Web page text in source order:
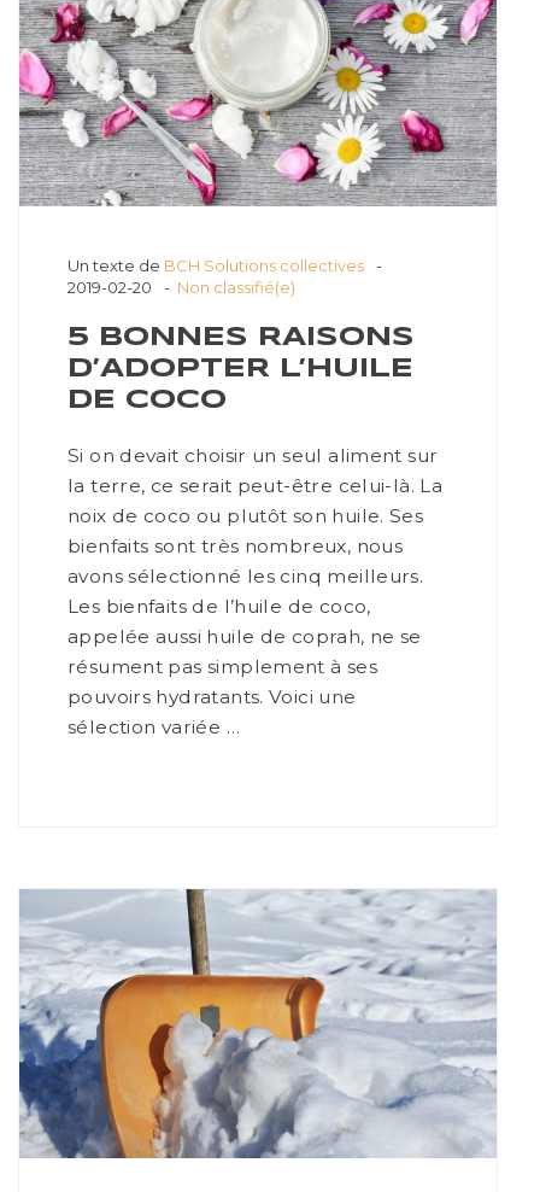
Un texte de BCH Solutions collectives
2019-02-20
Non classifié(e)
5 BONNES RAISONS
D’ADOPTER L’HUILE
DE COCO
Si on devait choisir un seul aliment sur
la terre, ce serait peut-être celui-là. La
noix de coco ou plutôt son huile. Ses
bienfaits sont très nombreux, nous
avons sélectionné les cinq meilleurs.
Les bienfaits de l’huile de coco,
appelée aussi huile de coprah, ne se
résument pas simplement à ses
pouvoirs hydratants. Voici une
sélection variée …